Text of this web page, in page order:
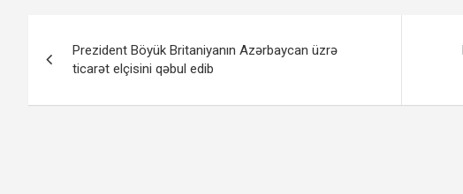
naviqasiyası
Prezident Böyük Britaniyanın Azərbaycan üzrə
ticarət elçisini qəbul edib